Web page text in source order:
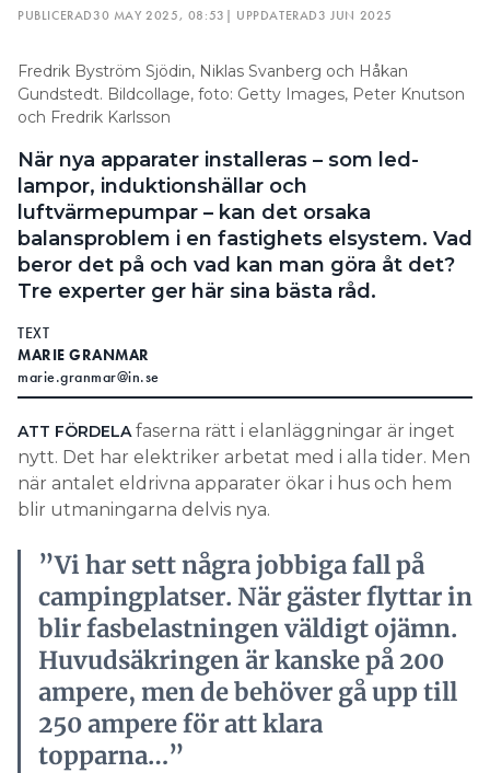
PUBLICERAD30 MAY 2025, 08:53 | UPPDATERAD3 JUN 2025
Fredrik Byström Sjödin, Niklas Svanberg och Håkan
Gundstedt. Bildcollage, foto: Getty Images, Peter Knutson
och Fredrik Karlsson
När nya apparater installeras – som led-
lampor, induktionshällar och
luftvärmepumpar – kan det orsaka
balansproblem i en fastighets elsystem. Vad
beror det på och vad kan man göra åt det?
Tre experter ger här sina bästa råd.
TEXT
MARIE GRANMAR
marie.granmar@in.se
ATT FÖRDELAfaserna rätt i elanläggningar är inget
nytt. Det har elektriker arbetat med i alla tider. Men
när antalet eldrivna apparater ökar i hus och hem
blir utmaningarna delvis nya.
”Vi har sett några jobbiga fall på
campingplatser. När gäster flyttar in
blir fasbelastningen väldigt ojämn.
Huvudsäkringen är kanske på 200
ampere, men de behöver gå upp till
250 ampere för att klara
topparna…”